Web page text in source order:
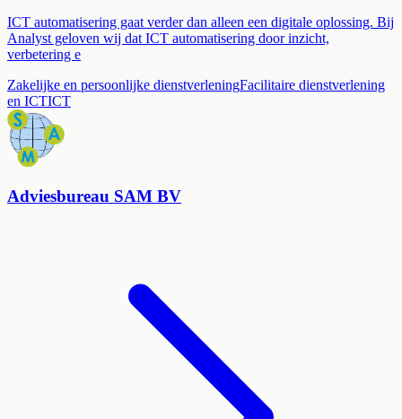
ICT automatisering gaat verder dan alleen een digitale oplossing. Bij
Analyst geloven wij dat ICT automatisering door inzicht,
verbetering e
Zakelijke en persoonlijke dienstverleningFacilitaire dienstverlening
en ICTICT
Adviesbureau SAM BV